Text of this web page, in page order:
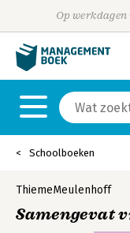
Op
Schoolboeken
ThiemeMeulenhoff
Samengevat